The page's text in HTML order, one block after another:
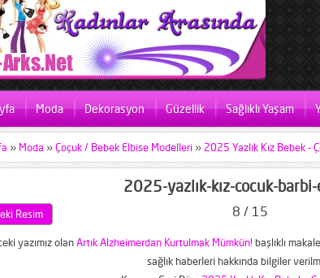
Moda Dekorasyon Güzellik Sağlıklı Yaşam
» Moda »Çoçuk / Bebek Elbise Modelleri » 2025 Yazlık Kız Bebek -
2025-yazlık-kız-cocuk-
Resim 8 / 15
yazımız olanArtık Alzheimerdan Kurtulmak Mümkün! başlıklı
sağlık haberleri hakkında bilgiler